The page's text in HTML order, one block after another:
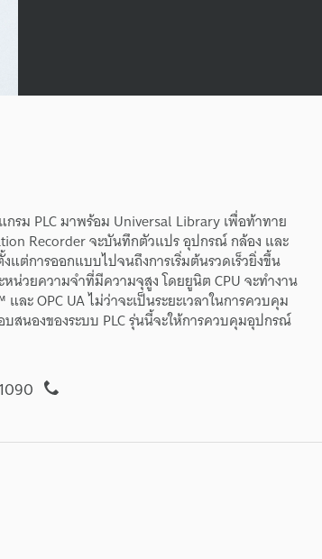
กรม PLCมาพร้อม Universal Libraryเพื่อท้าทาย
Recorderจะบันทึกตัวแปรอุปกรณ์กล้อง และ
แต่การออกแบบไปจนถึงการเริ่มต้นรวดเร็วยิ่งขึ้น
หน่วยความจำที่มีความจุสูงโดยยูนิตCPUจะทำงาน
และOPC UAไม่ว่าจะเป็นระยะเวลาในการควบคุม
สนองของระบบ PLCรุ่นนี้จะให้การควบคุมอุปกรณ์